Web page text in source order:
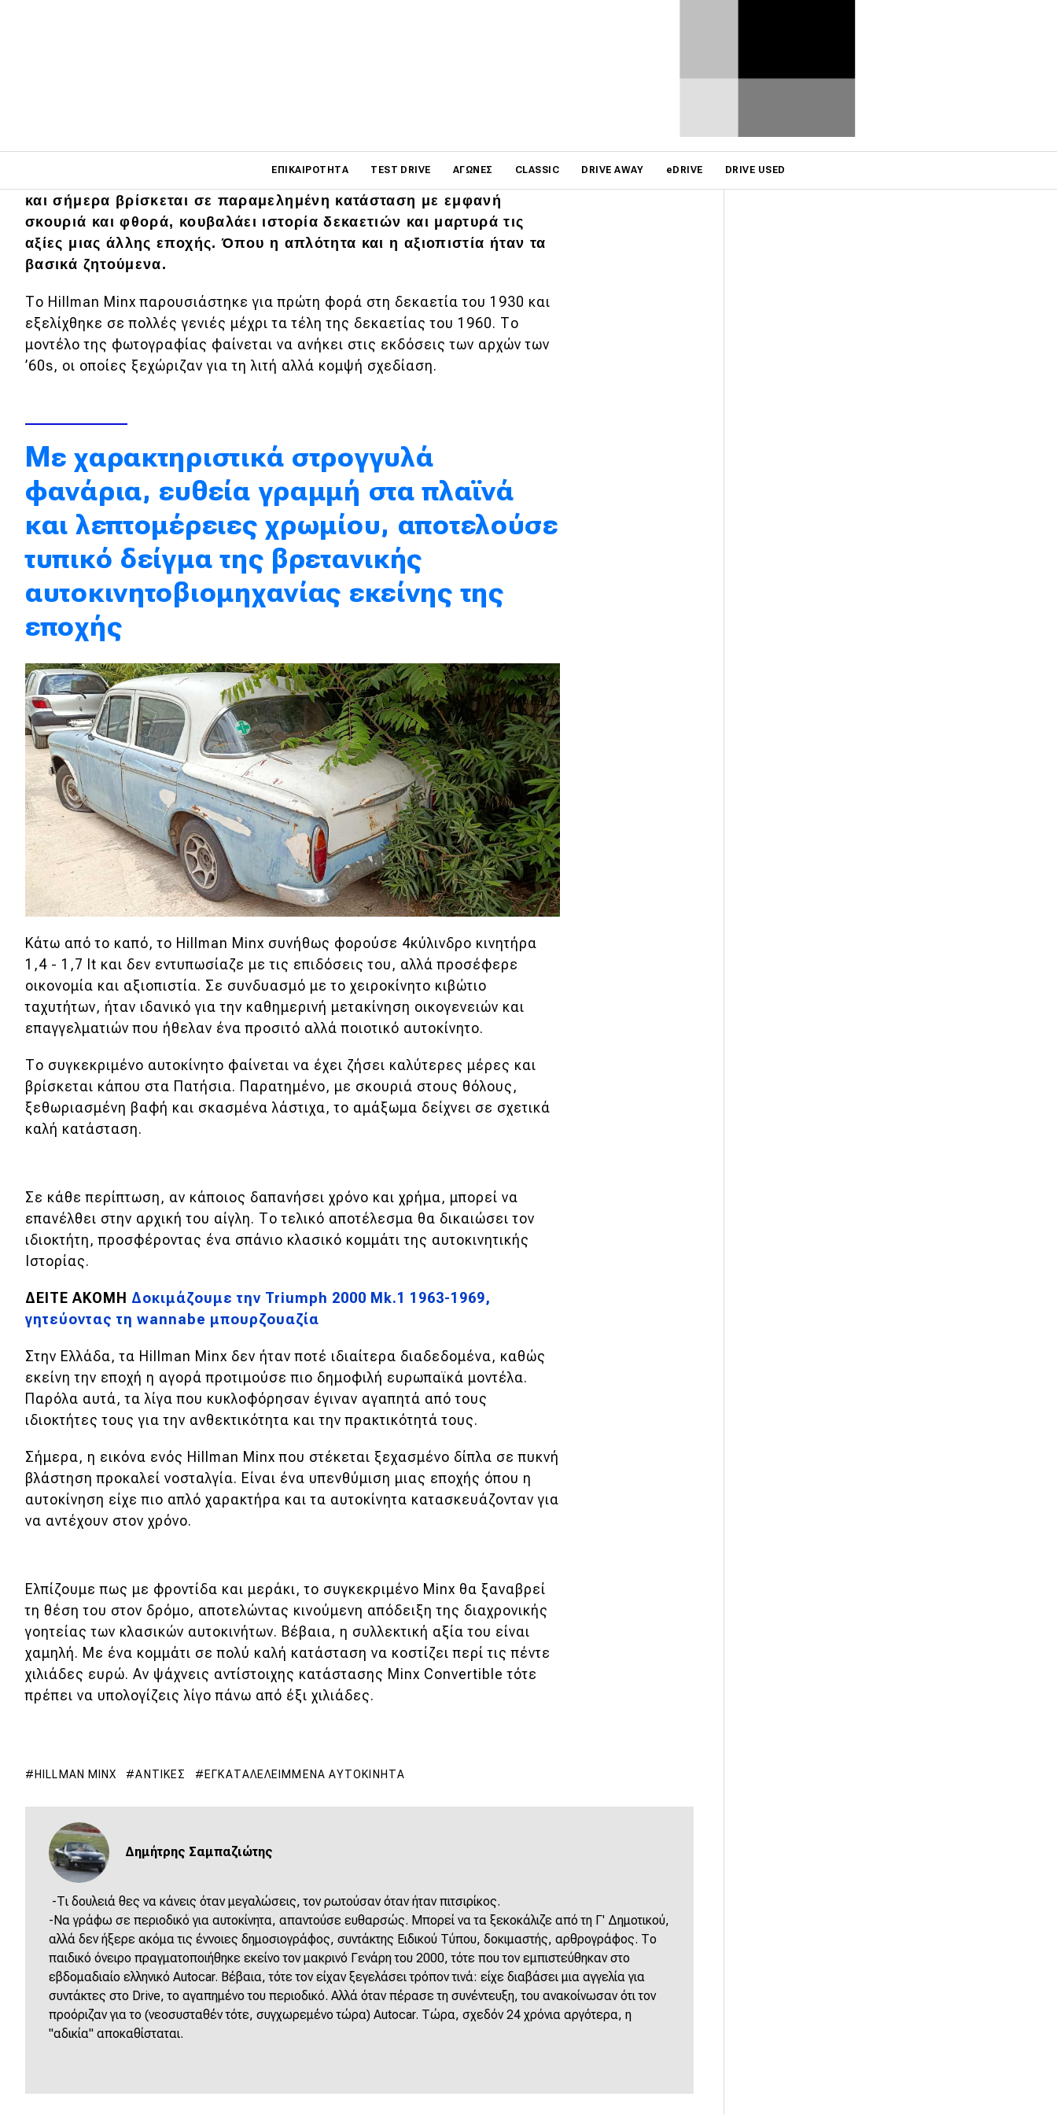
ΕΠΙΚΑΙΡΌΤΗΤΑ TEST DRIVE ΑΓΏΝΕΣ CLASSIC DRIVE AWAY eDRIVE DRIVE USED
Main navigation
Επικαιρότητα
Πρωτότυπα
Ελλάδα
Κόσμος
Αγορά
Απόψεις
Test Drive
Δοκιμή
Αποστολή
Αγώνες
Formula 1
WRC
Motorsport
Eco
Νέα
Mobility
Σταθμοί φόρτισης
Νέα
Παρουσιάσεις
MOTO
Μεταχειρισμένο
Οδηγός αγοράς
Συμβουλές
Χρηστικά
Συμβουλές
Οδική βοήθεια
eDRIVE
και σήμερα βρίσκεται σε παραμελημένη κατάσταση με εμφανή
σκουριά και φθορά, κουβαλάει ιστορία δεκαετιών και μαρτυρά τις
αξίες μιας άλλης εποχής. Όπου η απλότητα και η αξιοπιστία ήταν τα
βασικά ζητούμενα.
Το Hillman Minx παρουσιάστηκε για πρώτη φορά στη δεκαετία του 1930 και
εξελίχθηκε σε πολλές γενιές μέχρι τα τέλη της δεκαετίας του 1960. Το
μοντέλο της φωτογραφίας φαίνεται να ανήκει στις εκδόσεις των αρχών των
’60s, οι οποίες ξεχώριζαν για τη λιτή αλλά κομψή σχεδίαση.
Με χαρακτηριστικά στρογγυλά
φανάρια, ευθεία γραμμή στα πλαϊνά
και λεπτομέρειες χρωμίου, αποτελούσε
τυπικό δείγμα της βρετανικής
αυτοκινητοβιομηχανίας εκείνης της
εποχής
Κάτω από το καπό, το Hillman Minx συνήθως φορούσε 4κύλινδρο κινητήρα
1,4 - 1,7 lt και δεν εντυπωσίαζε με τις επιδόσεις του, αλλά προσέφερε
οικονομία και αξιοπιστία. Σε συνδυασμό με το χειροκίνητο κιβώτιο
ταχυτήτων, ήταν ιδανικό για την καθημερινή μετακίνηση οικογενειών και
επαγγελματιών που ήθελαν ένα προσιτό αλλά ποιοτικό αυτοκίνητο.
Το συγκεκριμένο αυτοκίνητο φαίνεται να έχει ζήσει καλύτερες μέρες και
βρίσκεται κάπου στα Πατήσια. Παρατημένο, με σκουριά στους θόλους,
ξεθωριασμένη βαφή και σκασμένα λάστιχα, το αμάξωμα δείχνει σε σχετικά
καλή κατάσταση.
Σε κάθε περίπτωση, αν κάποιος δαπανήσει χρόνο και χρήμα, μπορεί να
επανέλθει στην αρχική του αίγλη. Το τελικό αποτέλεσμα θα δικαιώσει τον
ιδιοκτήτη, προσφέροντας ένα σπάνιο κλασικό κομμάτι της αυτοκινητικής
Ιστορίας.
ΔΕΙΤΕ ΑΚΟΜΗ Δοκιμάζουμε την Triumph 2000 Mk.1 1963-1969,
γητεύοντας τη wannabe μπουρζουαζία
Στην Ελλάδα, τα Hillman Minx δεν ήταν ποτέ ιδιαίτερα διαδεδομένα, καθώς
εκείνη την εποχή η αγορά προτιμούσε πιο δημοφιλή ευρωπαϊκά μοντέλα.
Παρόλα αυτά, τα λίγα που κυκλοφόρησαν έγιναν αγαπητά από τους
ιδιοκτήτες τους για την ανθεκτικότητα και την πρακτικότητά τους.
Σήμερα, η εικόνα ενός Hillman Minx που στέκεται ξεχασμένο δίπλα σε πυκνή
βλάστηση προκαλεί νοσταλγία. Είναι ένα υπενθύμιση μιας εποχής όπου η
αυτοκίνηση είχε πιο απλό χαρακτήρα και τα αυτοκίνητα κατασκευάζονταν για
να αντέχουν στον χρόνο.
Ελπίζουμε πως με φροντίδα και μεράκι, το συγκεκριμένο Minx θα ξαναβρεί
τη θέση του στον δρόμο, αποτελώντας κινούμενη απόδειξη της διαχρονικής
γοητείας των κλασικών αυτοκινήτων. Βέβαια, η συλλεκτική αξία του είναι
χαμηλή. Με ένα κομμάτι σε πολύ καλή κατάσταση να κοστίζει περί τις πέντε
χιλιάδες ευρώ. Αν ψάχνεις αντίστοιχης κατάστασης Minx Convertible τότε
πρέπει να υπολογίζεις λίγο πάνω από έξι χιλιάδες.
HILLMAN MINX ΑΝΤΊΚΕΣ ΕΓΚΑΤΑΛΕΛΕΙΜΜΈΝΑ ΑΥΤΟΚΊΝΗΤΑ
Δημήτρης Σαμπαζιώτης
-Τι δουλειά θες να κάνεις όταν μεγαλώσεις, τον ρωτούσαν όταν ήταν πιτσιρίκος.
-Να γράφω σε περιοδικό για αυτοκίνητα, απαντούσε ευθαρσώς. Μπορεί να τα ξεκοκάλιζε από τη Γ' Δημοτικού,
αλλά δεν ήξερε ακόμα τις έννοιες δημοσιογράφος, συντάκτης Ειδικού Τύπου, δοκιμαστής, αρθρογράφος. Το
παιδικό όνειρο πραγματοποιήθηκε εκείνο τον μακρινό Γενάρη του 2000, τότε που τον εμπιστεύθηκαν στο
εβδομαδιαίο ελληνικό Autocar. Βέβαια, τότε τον είχαν ξεγελάσει τρόπον τινά: είχε διαβάσει μια αγγελία για
συντάκτες στο Drive, το αγαπημένο του περιοδικό. Αλλά όταν πέρασε τη συνέντευξη, του ανακοίνωσαν ότι τον
προόριζαν για το (νεοσυσταθέν τότε, συγχωρεμένο τώρα) Autocar. Τώρα, σχεδόν 24 χρόνια αργότερα, η
"αδικία" αποκαθίσταται.